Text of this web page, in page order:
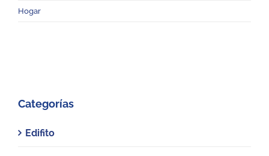
Hogar
Categorías
Edifito